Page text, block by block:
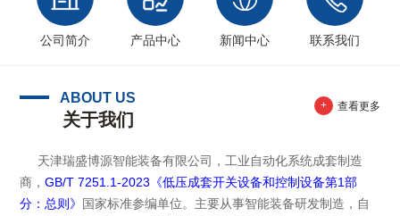
公司简介 产品中心 新闻中心 联系我们
ABOUT US
关于我们
+ 查看更多
天津瑞盛博源智能装备有限公司，工业自动化系统成套制造
商，GB/T 7251.1-2023《低压成套开关设备和控制设备第1部
分：总则》 国家标准参编单位。主要从事智能装备研发制造，自